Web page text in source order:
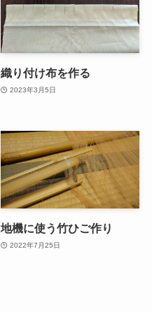
織り付け布を作る
2023年3月5日
地機に使う竹ひご作り
2022年7月25日